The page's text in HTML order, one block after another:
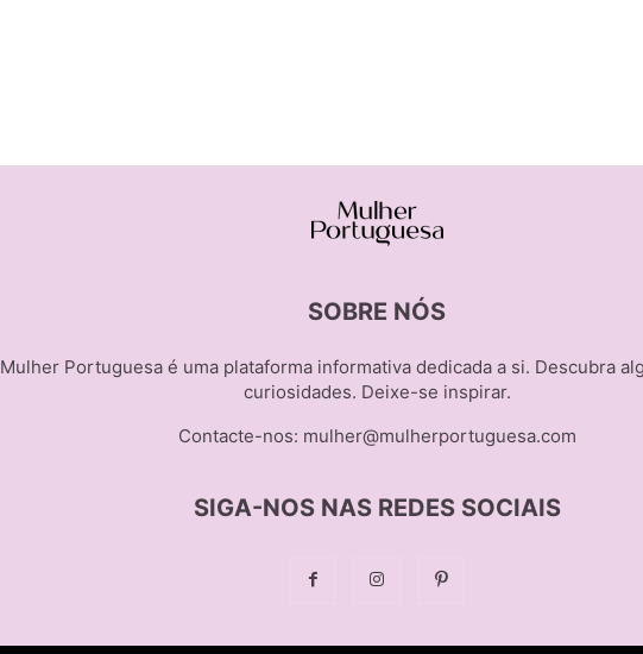
SOBRE NÓS
Mulher Portuguesa é uma plataforma informativa dedicada a si. Descubra
curiosidades. Deixe-se inspirar.
Contacte-nos: mulher@mulherportuguesa.com
SIGA-NOS NAS REDES SOCIAIS